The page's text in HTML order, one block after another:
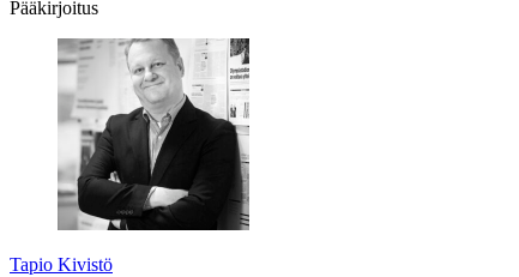
Pääkirjoitus
Tapio Kivistö